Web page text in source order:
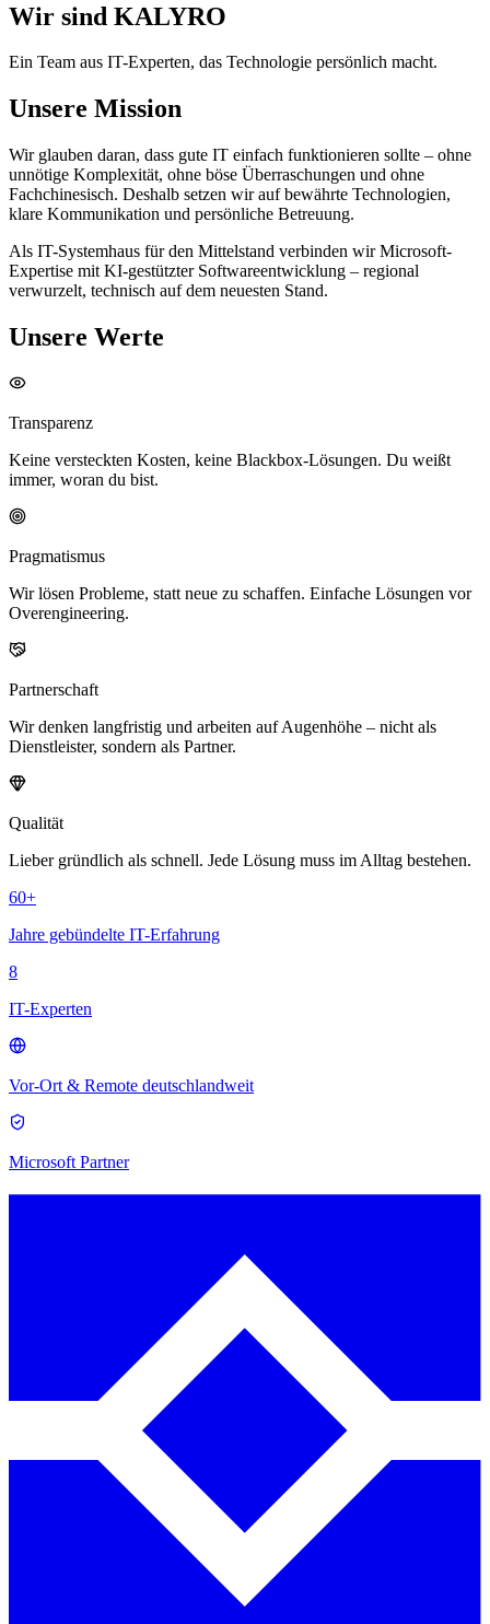
Wir sind KALYRO
Ein Team aus IT-Experten, das Technologie persönlich macht.
Unsere Mission
Wir glauben daran, dass gute IT einfach funktionieren sollte – ohne
unnötige Komplexität, ohne böse Überraschungen und ohne
Fachchinesisch. Deshalb setzen wir auf bewährte Technologien,
klare Kommunikation und persönliche Betreuung.
Als IT-Systemhaus für den Mittelstand verbinden wir Microsoft-
Expertise mit KI-gestützter Softwareentwicklung – regional
verwurzelt, technisch auf dem neuesten Stand.
Unsere Werte
Transparenz
Keine versteckten Kosten, keine Blackbox-Lösungen. Du weißt
immer, woran du bist.
Pragmatismus
Wir lösen Probleme, statt neue zu schaffen. Einfache Lösungen vor
Overengineering.
Partnerschaft
Wir denken langfristig und arbeiten auf Augenhöhe – nicht als
Dienstleister, sondern als Partner.
Qualität
Lieber gründlich als schnell. Jede Lösung muss im Alltag bestehen.
60+
Jahre gebündelte IT-Erfahrung
8
IT-Experten
Vor-Ort & Remote deutschlandweit
Microsoft Partner